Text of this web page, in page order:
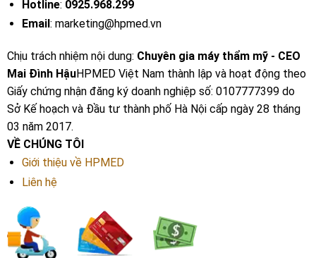
Hotline: 0925.968.299
Email : marketing@hpmed.vn
Chịu trách nhiệm nội dung: Chuyên gia máy thẩm mỹ - CEO
Mai Đình HậuHPMED Việt Nam thành lập và hoạt động theo
Giấy chứng nhận đăng ký doanh nghiệp số: 0107777399 do
Sở Kế hoạch và Đầu tư thành phố Hà Nội cấp ngày 28 tháng
03 năm 2017.
VỀ CHÚNG TÔI
Giới thiệu về HPMED
Liên hệ